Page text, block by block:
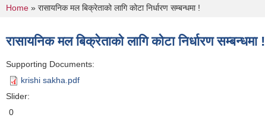
You are here
Home » रासायनिक मल बिक्रेताको लागि कोटा निर्धारण सम्बन्धमा !
रासायनिक मल बिक्रेताको लागि कोटा निर्धारण सम्बन्धमा !
Supporting Documents:
krishi sakha.pdf
Slider:
0